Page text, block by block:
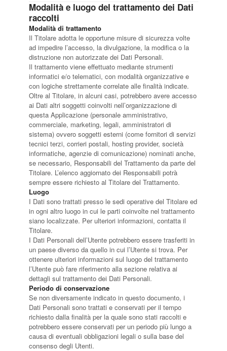
Modalità e luogo del trattamento dei Dati
raccolti
Modalità di trattamento
Il Titolare adotta le opportune misure di sicurezza volte
ad impedire l’accesso, la divulgazione, la modifica o la
distruzione non autorizzate dei Dati Personali.
Il trattamento viene effettuato mediante strumenti
informatici e/o telematici, con modalità organizzative e
con logiche strettamente correlate alle finalità indicate.
Oltre al Titolare, in alcuni casi, potrebbero avere accesso
ai Dati altri soggetti coinvolti nell’organizzazione di
questa Applicazione (personale amministrativo,
commerciale, marketing, legali, amministratori di
sistema) ovvero soggetti esterni (come fornitori di servizi
tecnici terzi, corrieri postali, hosting provider, società
informatiche, agenzie di comunicazione) nominati anche,
se necessario, Responsabili del Trattamento da parte del
Titolare. L’elenco aggiornato dei Responsabili potrà
sempre essere richiesto al Titolare del Trattamento.
Luogo
I Dati sono trattati presso le sedi operative del Titolare ed
in ogni altro luogo in cui le parti coinvolte nel trattamento
siano localizzate. Per ulteriori informazioni, contatta il
Titolare.
I Dati Personali dell’Utente potrebbero essere trasferiti in
un paese diverso da quello in cui l’Utente si trova. Per
ottenere ulteriori informazioni sul luogo del trattamento
l’Utente può fare riferimento alla sezione relativa ai
dettagli sul trattamento dei Dati Personali.
Periodo di conservazione
Se non diversamente indicato in questo documento, i
Dati Personali sono trattati e conservati per il tempo
richiesto dalla finalità per la quale sono stati raccolti e
potrebbero essere conservati per un periodo più lungo a
causa di eventuali obbligazioni legali o sulla base del
consenso degli Utenti.
Retriever Sport
Ricerca Tartufo
Sheepdog
Sport acquatici
Treibball
Ipo Delta
Freestyle
Protezione civile Sportiva
Cinofilia Venatoria
Sleddog